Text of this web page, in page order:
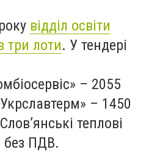
відділ освіти
три лоти. У тендері
– 2055
– 1450
теплові
без ПДВ.